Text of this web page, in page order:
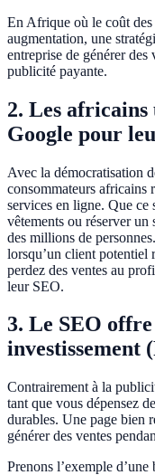
En Afrique où le coût des
augmentation, une
entreprise de générer des
publicité payante.
2. Les africains
Google pour
Avec la démocratisation
consommateurs africains
services en ligne. Que ce
vêtements ou réserver
des millions de
lorsqu’un client potentiel
perdez des ventes au
leur SEO.
3. Le SEO
investissement
Contrairement à la
tant que vous dépensez
durables. Une page bien
générer des ventes
Prenons l’exemple